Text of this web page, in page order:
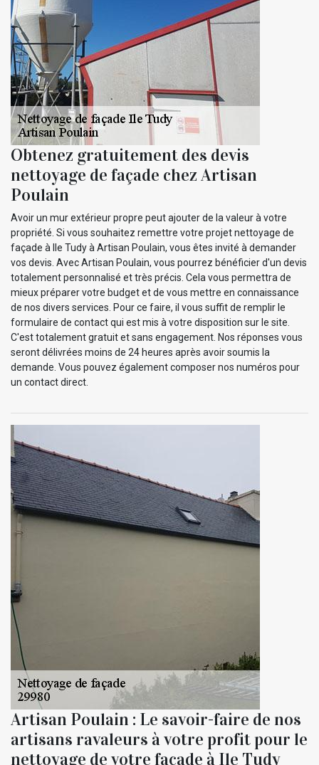
Obtenez gratuitement des devis
nettoyage de façade chez Artisan
Poulain
Avoir un mur extérieur propre peut ajouter de la valeur à votre
propriété. Si vous souhaitez remettre votre projet nettoyage de
façade à Ile Tudy à Artisan Poulain, vous êtes invité à demander
vos devis. Avec Artisan Poulain, vous pourrez bénéficier d'un devis
totalement personnalisé et très précis. Cela vous permettra de
mieux préparer votre budget et de vous mettre en connaissance
de nos divers services. Pour ce faire, il vous suffit de remplir le
formulaire de contact qui est mis à votre disposition sur le site.
C'est totalement gratuit et sans engagement. Nos réponses vous
seront délivrées moins de 24 heures après avoir soumis la
demande. Vous pouvez également composer nos numéros pour
un contact direct.
Artisan Poulain : Le savoir-faire de nos
artisans ravaleurs à votre profit pour le
nettoyage de votre façade à Ile Tudy